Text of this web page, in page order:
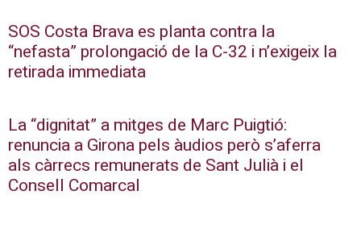
SOS Costa Brava es planta contra la
“nefasta” prolongació de la C-32 i n’exigeix la
retirada immediata
La “dignitat” a mitges de Marc Puigtió:
renuncia a Girona pels àudios però s’aferra
als càrrecs remunerats de Sant Julià i el
Consell Comarcal